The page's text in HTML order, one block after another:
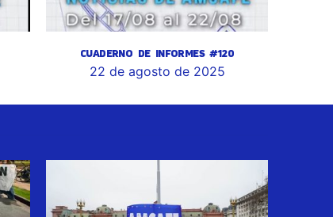
CUADERNO DE INFORMES #120
22 de agosto de 2025